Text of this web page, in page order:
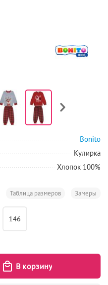
Bonito
Кулирка
Хлопок 100%
Замеры
Таблица размеров
146